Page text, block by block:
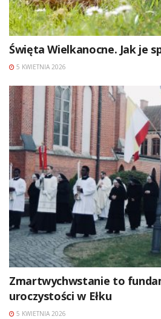
Święta Wielkanocne. Jak je
5 KWIETNIA 2026
Zmartwychwstanie to
uroczystości w Ełku
5 KWIETNIA 2026